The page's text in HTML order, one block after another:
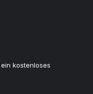
kostenloses